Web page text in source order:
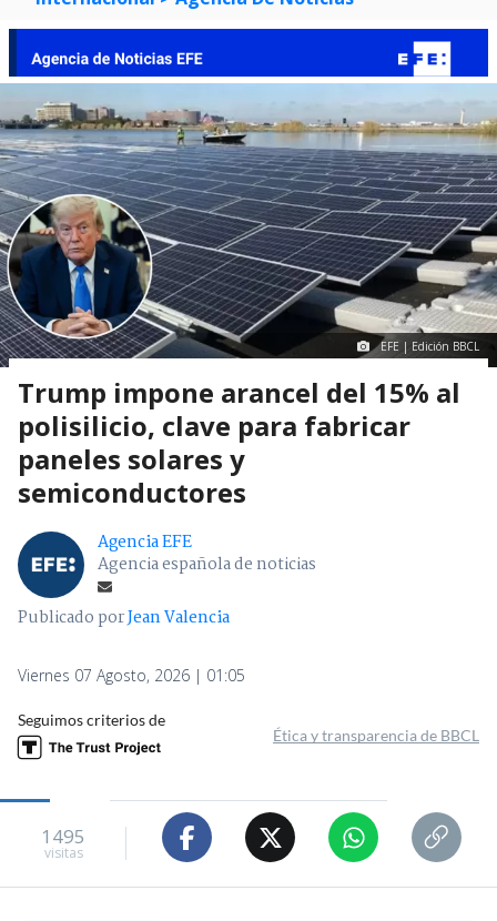
EFE | Edición BBCL
Trump impone arancel del 15% al
polisilicio, clave para fabricar
paneles solares y
semiconductores
Agencia EFE
Agencia española de noticias
Publicado porJean Valencia
Viernes 07 Agosto, 2026 | 01:05
Seguimos criterios de
Ética y transparencia de BBCL
1495
visitas